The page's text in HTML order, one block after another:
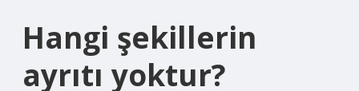
Hangi şekillerin
ayrıtı yoktur?